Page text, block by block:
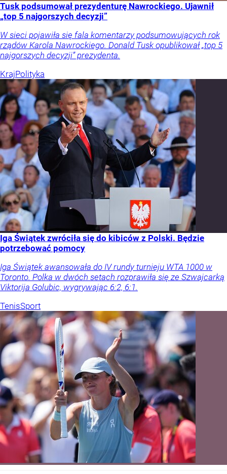
Tusk podsumował prezydenturę Nawrockiego. Ujawnił
„top 5 najgorszych decyzji”
W sieci pojawiła się fala komentarzy podsumowujących rok
rządów Karola Nawrockiego. Donald Tusk opublikował „top 5
najgorszych decyzji” prezydenta.
KrajPolityka
Iga Świątek zwróciła się do kibiców z Polski. Będzie
potrzebować pomocy
Iga Świątek awansowała do IV rundy turnieju WTA 1000 w
Toronto. Polka w dwóch setach rozprawiła się ze Szwajcarką
Viktorija Golubic, wygrywając 6:2, 6:1.
TenisSport